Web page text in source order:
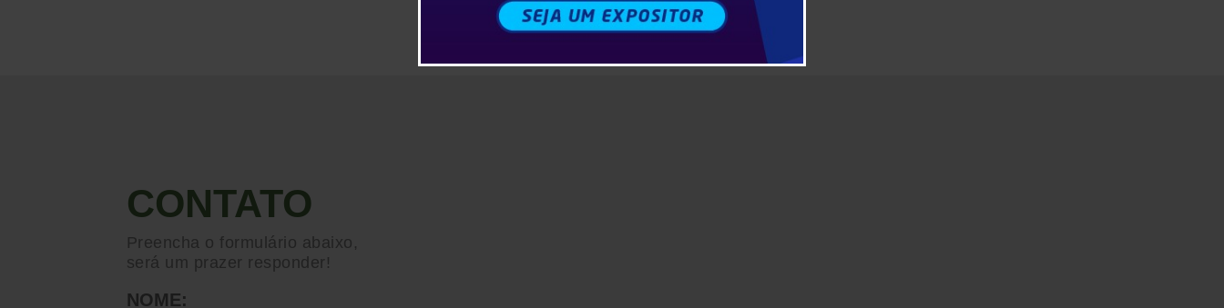
CONTATO
Preencha o formulário abaixo,
será um prazer responder!
NOME: